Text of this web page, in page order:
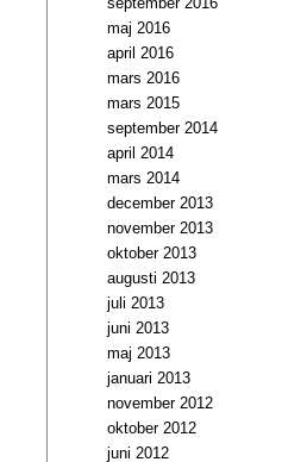
maj 2016
april 2016
mars 2016
mars 2015
september 2014
april 2014
mars 2014
december 2013
november 2013
oktober 2013
augusti 2013
juli 2013
juni 2013
maj 2013
januari 2013
november 2012
oktober 2012
juni 2012